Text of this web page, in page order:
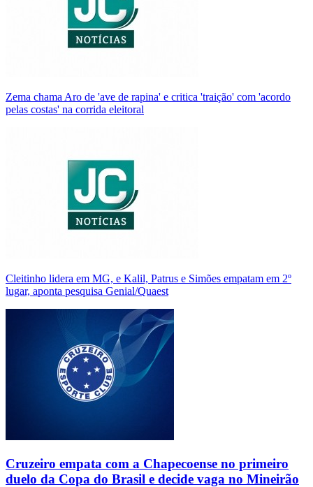
Zema chama Aro de 'ave de rapina' e critica 'traição' com 'acordo
pelas costas' na corrida eleitoral
Cleitinho lidera em MG, e Kalil, Patrus e Simões empatam em 2º
lugar, aponta pesquisa Genial/Quaest
Cruzeiro empata com a Chapecoense no primeiro
duelo da Copa do Brasil e decide vaga no Mineirão